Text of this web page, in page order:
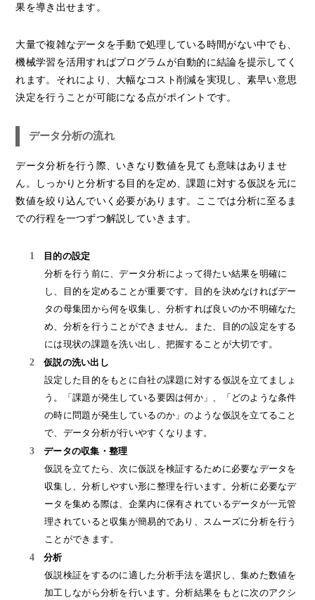
果を導き出せます。
大量で複雑なデータを手動で処理している時間がない中でも、
機械学習を活用すればプログラムが自動的に結論を提示してく
れます。それにより、大幅なコスト削減を実現し、素早い意思
決定を行うことが可能になる点がポイントです。
データ分析の流れ
データ分析を行う際、いきなり数値を見ても意味はありませ
ん。しっかりと分析する目的を定め、課題に対する仮説を元に
数値を絞り込んでいく必要があります。ここでは分析に至るま
での行程を一つずつ解説していきます。
目的の設定
分析を行う前に、データ分析によって得たい結果を明確に
し、目的を定めることが重要です。目的を決めなければデー
タの母集団から何を収集し、分析すれば良いのか不明確なた
め、分析を行うことができません。また、目的の設定をする
には現状の課題を洗い出し、把握することが大切です。
仮説の洗い出し
設定した目的をもとに自社の課題に対する仮説を立てましょ
う。「課題が発生している要因は何か」、「どのような条件
の時に問題が発生しているのか」のような仮説を立てること
で、データ分析が行いやすくなります。
データの収集・整理
仮説を立てたら、次に仮説を検証するために必要なデータを
収集し、分析しやすい形に整理を行います。分析に必要なデ
ータを集める際は、企業内に保有されているデータが一元管
理されていると収集が簡易的であり、スムーズに分析を行う
ことができます。
分析
仮説検証をするのに適した分析手法を選択し、集めた数値を
加工しながら分析を行います。分析結果をもとに次のアクシ